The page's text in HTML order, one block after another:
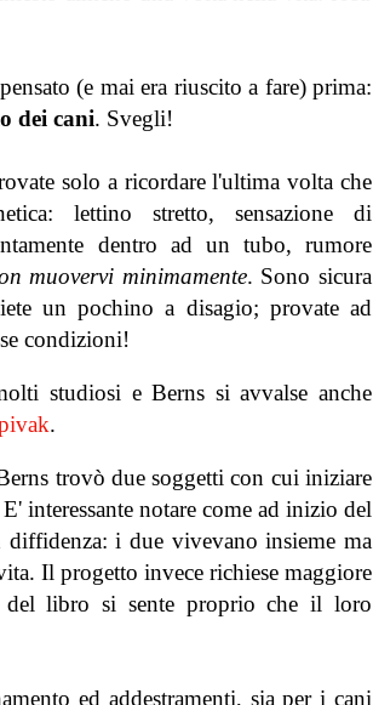
(e mai era riuscito a fare) prima:
dei cani. Svegli!
solo a ricordare l'ultima volta che
lettino stretto, sensazione di
dentro ad un tubo, rumore
muovervi minimamente. Sono sicura
un pochino a disagio; provate ad
condizioni!
studiosi e Berns si avvalse anche
.
trovò due soggetti con cui iniziare
interessante notare come ad inizio del
i due vivevano insieme ma
Il progetto invece richiese maggiore
libro si sente proprio che il loro
ed addestramenti, sia per i cani